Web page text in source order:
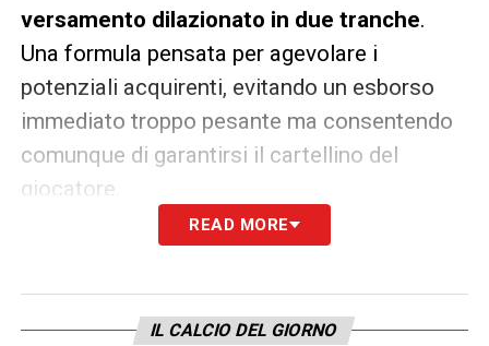
versamento dilazionato in due tranche.
Una formula pensata per agevolare i
potenziali acquirenti, evitando un esborso
immediato troppo pesante ma consentendo
comunque di garantirsi il cartellino del
giocatore.
In casa Fiorentina si monitora la situazione
costruire un progetto competitivo anche in
READ MORE
IL CALCIO DEL GIORNO